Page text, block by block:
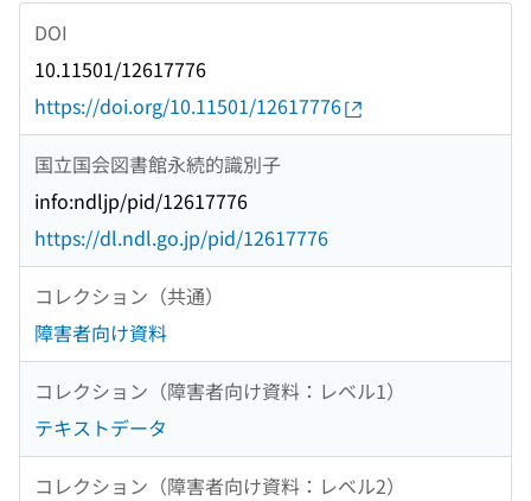
DOI
10.11501/12617776
https://doi.org/10.11501/12617776
国立国会図書館永続的識別子
info:ndljp/pid/12617776
https://dl.ndl.go.jp/pid/12617776
コレクション（共通）
障害者向け資料
コレクション（障害者向け資料：レベル1）
テキストデータ
コレクション（障害者向け資料：レベル2）